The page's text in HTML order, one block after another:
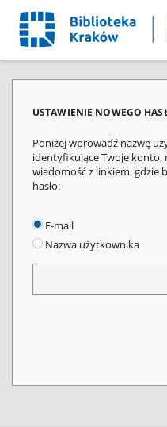
USTAWIENIE NOWEGO
Poniżej wprowadź nazwę
identyfikujące Twoje konto,
wiadomość z linkiem, gdzie
hasło:
E-mail
Nazwa użytkownika